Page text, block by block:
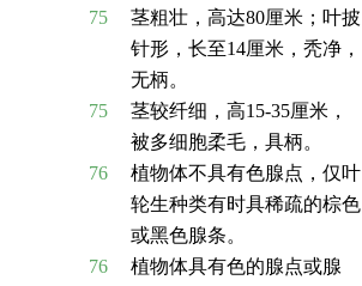
75
茎粗壮，高达80厘米；叶披
针形，长至14厘米，秃净，
无柄。
75
茎较纤细，高15-35厘米，
被多细胞柔毛，具柄。
76
植物体不具有色腺点，仅叶
轮生种类有时具稀疏的棕色
或黑色腺条。
76
植物体具有色的腺点或腺